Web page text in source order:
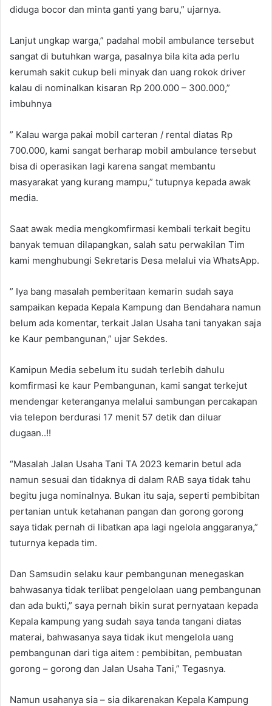
diduga bocor dan minta ganti yang baru,” ujarnya.
Lanjut ungkap warga,” padahal mobil ambulance tersebut
sangat di butuhkan warga, pasalnya bila kita ada perlu
kerumah sakit cukup beli minyak dan uang rokok driver
kalau di nominalkan kisaran Rp 200.000 – 300.000,”
imbuhnya
” Kalau warga pakai mobil carteran / rental diatas Rp
700.000, kami sangat berharap mobil ambulance tersebut
bisa di operasikan lagi karena sangat membantu
masyarakat yang kurang mampu,” tutupnya kepada awak
media.
Saat awak media mengkomfirmasi kembali terkait begitu
banyak temuan dilapangkan, salah satu perwakilan Tim
kami menghubungi Sekretaris Desa melalui via WhatsApp.
” Iya bang masalah pemberitaan kemarin sudah saya
sampaikan kepada Kepala Kampung dan Bendahara namun
belum ada komentar, terkait Jalan Usaha tani tanyakan saja
ke Kaur pembangunan,” ujar Sekdes.
Kamipun Media sebelum itu sudah terlebih dahulu
komfirmasi ke kaur Pembangunan, kami sangat terkejut
mendengar keteranganya melalui sambungan percakapan
via telepon berdurasi 17 menit 57 detik dan diluar
dugaan..!!
“Masalah Jalan Usaha Tani TA 2023 kemarin betul ada
namun sesuai dan tidaknya di dalam RAB saya tidak tahu
begitu juga nominalnya. Bukan itu saja, seperti pembibitan
pertanian untuk ketahanan pangan dan gorong gorong
saya tidak pernah di libatkan apa lagi ngelola anggaranya,”
tuturnya kepada tim.
Dan Samsudin selaku kaur pembangunan menegaskan
bahwasanya tidak terlibat pengelolaan uang pembangunan
dan ada bukti,” saya pernah bikin surat pernyataan kepada
Kepala kampung yang sudah saya tanda tangani diatas
materai, bahwasanya saya tidak ikut mengelola uang
pembangunan dari tiga aitem : pembibitan, pembuatan
gorong – gorong dan Jalan Usaha Tani,” Tegasnya.
Namun usahanya sia – sia dikarenakan Kepala Kampung